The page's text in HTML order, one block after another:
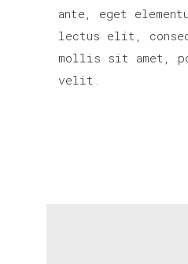
ante, eget
lectus elit,
mollis sit amet,
velit.